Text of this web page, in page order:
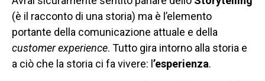
(è il racconto di una storia) ma è l’elemento
portante della comunicazione attuale e della
customer experience. Tutto gira intorno alla storia e
a ciò che la storia ci fa vivere: l ’esperienza.